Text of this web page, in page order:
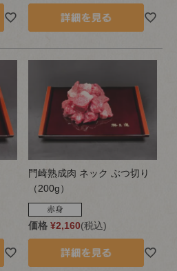
門崎熟成肉 ネック ぶつ切り
（200g）
価格 ¥2,160 税込